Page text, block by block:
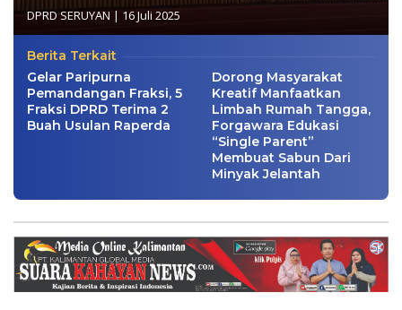
DPRD SERUYAN | 16 Juli 2025
Berita Terkait
Gelar Paripurna
Pemandangan Fraksi, 5
Fraksi DPRD Terima 2
Buah Usulan Raperda
Dorong Masyarakat
Kreatif Manfaatkan
Limbah Rumah Tangga,
Forgawara Edukasi
“Single Parent”
Membuat Sabun Dari
Minyak Jelantah